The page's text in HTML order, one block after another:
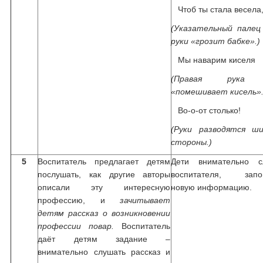
Чтоб ты стала
(Указательный палец
руки «грозит бабке».)
Мы наварим киселя
(Правая рука
«помешивает
Во-о-от столько!
(Руки разводятся
стороны.)
5
Воспитатель предлагает детям
послушать, как другие авторы
описали эту интересную
профессию, изачитывает
детям рассказ о возникновении
профессии повар. Воспитатель
даёт детям задание –
внимательно слушать рассказ и
Дети внимательно
воспитателя,
новую информацию.